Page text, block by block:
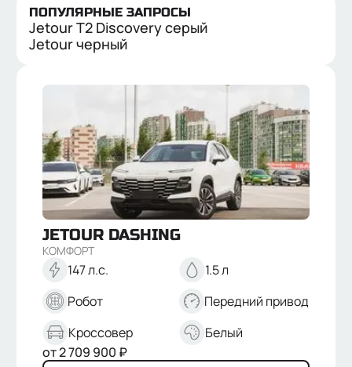
НОВЫЕ С ПРОБЕГОМ
от до
МОДЕЛЬ
Dashing
T2
X70 Plus
T1
КОМПЛЕКТАЦИИ
Комфорт
Престиж
Люкс
Премиум
КОРОБКА ПЕРЕДАЧ
Робот
Автомат
ПОПУЛЯРНЫЕ ЗАПРОСЫ
Jetour T2 Discovery серый
Jetour черный
JETOUR DASHING
КОМФОРТ
147 л.с.
1.5 л
Робот
Передний привод
Кроссовер
Белый
от2 709 900 ₽